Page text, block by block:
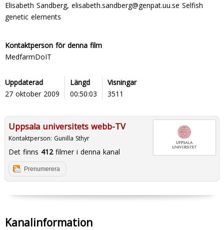
Elisabeth Sandberg, elisabeth.sandberg@genpat.uu.se Selfish
genetic elements
Kontaktperson för denna film
MedfarmDoIT
Uppdaterad
27 oktober 2009
Längd
00:50:03
Visningar
3511
Uppsala universitets webb-TV
Kontaktperson: Gunilla Sthyr
Det finns 412filmer i denna kanal
Prenumerera
Kanalinformation